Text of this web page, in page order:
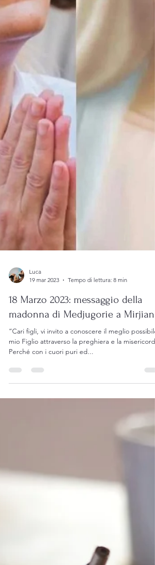
19 mar 2023
Tempo di lettura: 8 min
18 Marzo 2023: messaggio della
madonna di Medjugorie a Mirjiana
“Cari figli, vi invito a conoscere il meglio possibile
Perché con i cuori puri ed...